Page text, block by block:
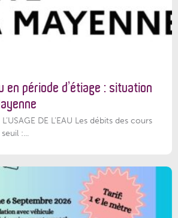
en période d’étiage : situation
DE L’EAU Les débits des cours
:...